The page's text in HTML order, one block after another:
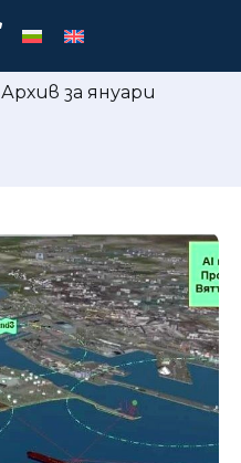
Архив за януари